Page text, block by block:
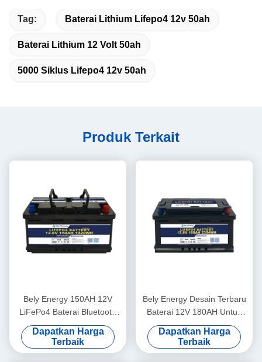
Tag: Baterai Lithium Lifepo4 12v 50ah
Baterai Lithium 12 Volt 50ah
5000 Siklus Lifepo4 12v 50ah
Produk Terkait
Bely Energy 150AH 12V
LiFePo4 Baterai Bluetooth
Dan Pemanasan Sendiri
Untuk Yachit Medical
Dapatkan Harga
Terbaik
Bely Energy Desain Terbaru
Baterai 12V 180AH Untuk
Bluetooth Untuk Stasiun
Pangkalan Penyimpanan
Energi UPS RV
Dapatkan Harga
Terbaik